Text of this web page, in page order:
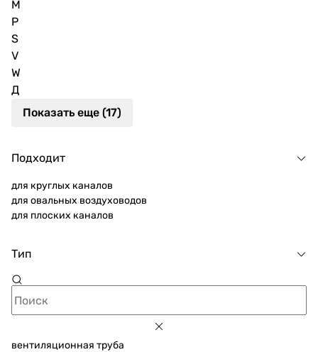
M
P
S
V
W
Д
Показать еще (17)
Подходит
для круглых каналов
для овальных воздуховодов
для плоских каналов
Тип
вентиляционная труба